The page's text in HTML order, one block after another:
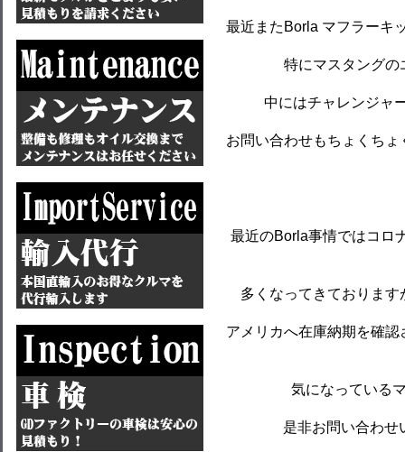
最近またBorla マフラーキ
特にマスタングの
中にはチャレンジャ
お問い合わせもちょくち
最近のBorla事情ではコロ
多くなってきておりま
アメリカへ在庫納期を確
気になっている
是非お問い合わせ